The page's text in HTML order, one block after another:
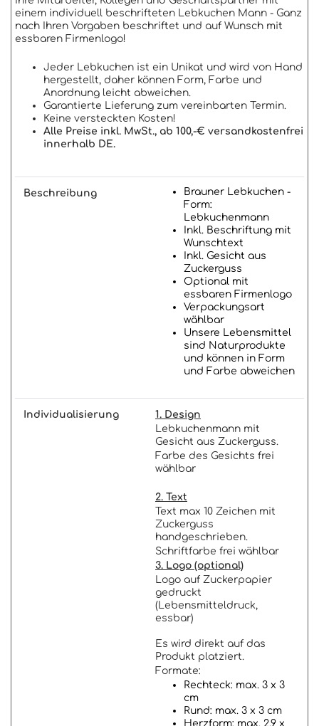
einem individuell beschrifteten Lebkuchen Mann - Ganz
nach Ihren Vorgaben beschriftet und auf Wunsch mit
essbaren Firmenlogo!
Jeder Lebkuchen ist ein Unikat und wird von Hand
hergestellt, daher können Form, Farbe und
Anordnung leicht abweichen.
Garantierte Lieferung zum vereinbarten Termin.
Keine versteckten Kosten!
Alle Preise inkl. MwSt., ab 100,-€ versandkostenfrei
innerhalb DE.
Beschreibung
Brauner Lebkuchen -
Form:
Lebkuchenmann
Inkl. Beschriftung mit
Wunschtext
Inkl. Gesicht aus
Zuckerguss
Optional mit
essbaren Firmenlogo
Verpackungsart
wählbar
Unsere Lebensmittel
sind Naturprodukte
und können in Form
und Farbe abweichen
Individualisierung
1. Design
Lebkuchenmann mit
Gesicht aus Zuckerguss.
Farbe des Gesichts frei
wählbar
2. Text
Text max 10 Zeichen mit
Zuckerguss
handgeschrieben.
Schriftfarbe frei wählbar
3. Logo (optional)
Logo auf Zuckerpapier
gedruckt
(Lebensmitteldruck,
essbar)
Es wird direkt auf das
Produkt platziert.
Formate:
Rechteck: max. 3 x 3
cm
Rund: max. 3 x 3 cm
Herzform: max. 2,9 x